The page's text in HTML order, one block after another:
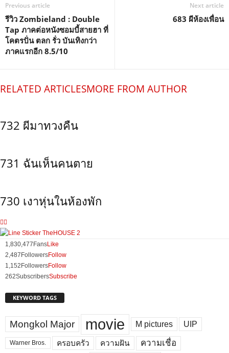
Previous article
รีวิว Zombieland : Double
Tap ภาคต่อหนังซอมบี้สายฮา ที่
โคตรปั่น ตลก รั่ว บันเทิงกว่า
ภาคแรกอีก 8.5/10
Next article
683 ผีห้องเพื่อน
RELATED ARTICLESMORE FROM AUTHOR
732 ผีมาทวงคืน
731 ฉันเห็นคนตาย
730 เงาหุ่นในห้องพัก
1,830,477 FansLike
2,487 FollowersFollow
1,152 FollowersFollow
262SubscribersSubscribe
KEYWORD TAGS
Mongkol Major movie M pictures UIP
Warner Bros. ครอบครัว ความฝัน
ความเชื่อ